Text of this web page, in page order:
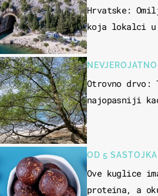
Hrvatske:
koja lokalci
Otrovno
najopasniji
OD 5 SASTOJKA
Ove kuglice
proteina, a